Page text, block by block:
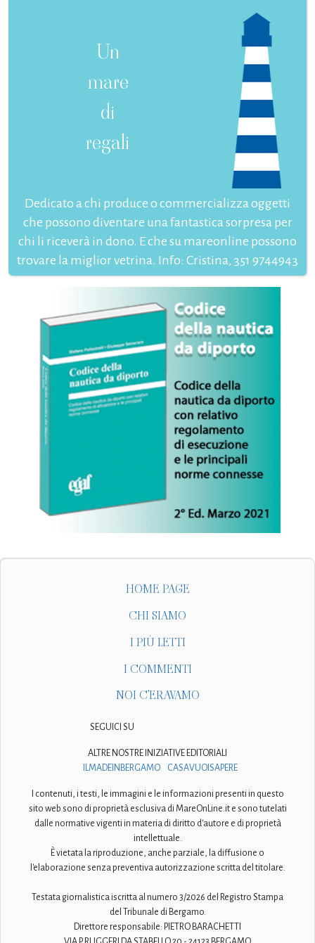
Un
mare
di
regali
Dedicato a chi produce o commercializza oggetti
che possono diventare una fantastica sorpresa per
chi li riceverà in dono. E che su mareonline possono
trovare la miglior vetrina. Info: Cristina, 351 9744943
HOME PAGE
CHI SIAMO
I PIÙ LETTI
I COMMENTI
NOI C'ERAVAMO
SEGUICI SU
ALTRE NOSTRE INIZIATIVE EDITORIALI
ILMADEINBERGAMO
CASAVUOISAPERE
I contenuti, i testi, le immagini e le informazioni presenti in questo
sito web sono di proprietà esclusiva di MareOnLine.it e sono tutelati
dalle normative vigenti in materia di diritto d'autore e di proprietà
intellettuale.
È vietata la riproduzione, anche parziale, la diffusione o
l'elaborazione senza preventiva autorizzazione scritta del titolare.
Testata giornalistica iscritta al numero 3/2026 del Registro Stampa
del Tribunale di Bergamo.
Direttore responsabile: PIETRO BARACHETTI